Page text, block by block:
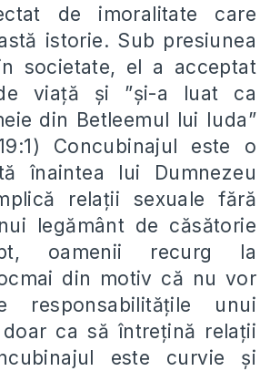
de imoralitate care
istorie. Sub presiunea
societate, el a acceptat
viață și ”și-a luat ca
din Betleemul lui Iuda”
Concubinajul este o
înaintea lui Dumnezeu
relații sexuale fără
legământ de căsătorie
oamenii recurg la
din motiv că nu vor
responsabilitățile unui
ca să întrețină relații
este curvie și